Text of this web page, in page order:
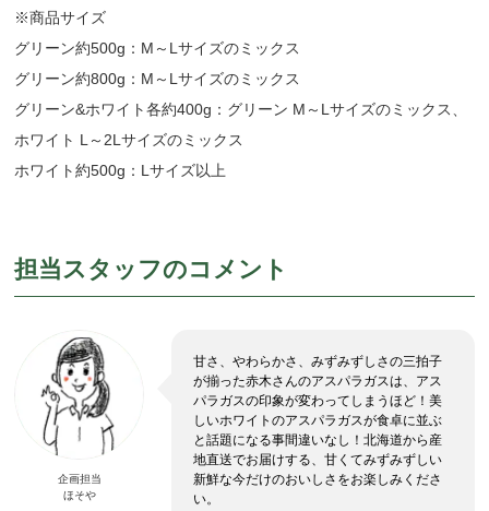
※商品サイズ
グリーン約500g：M～Lサイズのミックス
グリーン約800g：M～Lサイズのミックス
グリーン&ホワイト各約400g：グリーン M～Lサイズのミックス、
ホワイト L～2Lサイズのミックス
ホワイト約500g：Lサイズ以上
担当スタッフのコメント
企画担当
ほそや
甘さ、やわらかさ、みずみずしさの三拍子
が揃った赤木さんのアスパラガスは、アス
パラガスの印象が変わってしまうほど！美
しいホワイトのアスパラガスが食卓に並ぶ
と話題になる事間違いなし！北海道から産
地直送でお届けする、甘くてみずみずしい
新鮮な今だけのおいしさをお楽しみくださ
い。